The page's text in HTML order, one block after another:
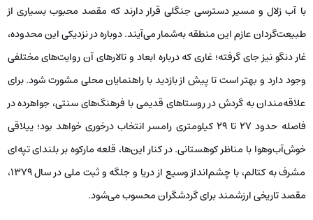
با آب زلال و مسیر دسترسی جنگلی قرار دارند که مقصد محبوب بسیاری از
طبیعت‌گردان عازم این منطقه به‌شمار می‌آیند. دوباره در نزدیکی این محدوده،
غار دنگو نیز جای گرفته؛ غاری که درباره ابعاد و تالارهای آن روایت‌های مختلفی
وجود دارد و بهتر است تا پیش از بازدید با راهنمایان محلی مشورت شود. برای
علاقه‌مندان به گردش در روستاهای قدیمی با فرهنگ‌های سنتی، جواهرده در
فاصله حدود ۲۷ تا ۲۹ کیلومتری رامسر انتخاب درخوری خواهد بود؛ ییلاقی
خوش‌آب‌وهوا با مناظر کوهستانی. در کنار این‌ها، قلعه مارکوه بر بلندای تپه‌ای
مشرف به کتالم، با چشم‌انداز وسیع از دریا و جلگه و ثبت ملی در سال ۱۳۷۹،
مقصد تاریخی ارزشمند برای گردشگران محسوب می‌شود.